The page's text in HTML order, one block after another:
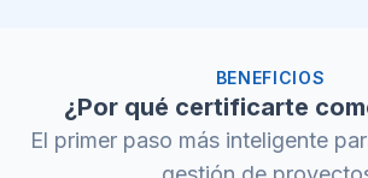
BENEFICIOS
¿Por qué certificarte
El primer paso más inteligente